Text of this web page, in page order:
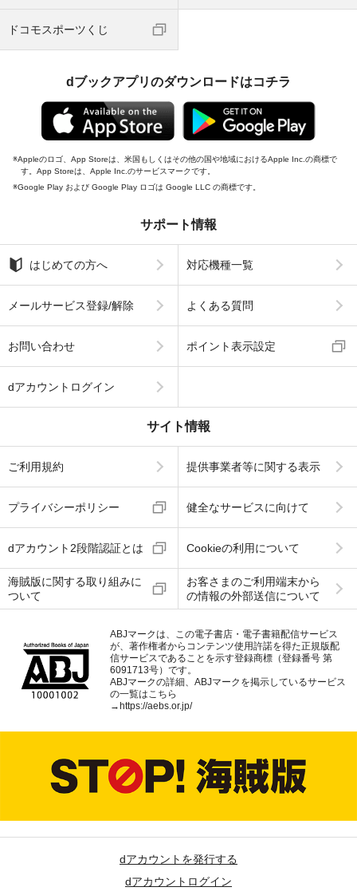
ドコモスポーツくじ
dブックアプリのダウンロードはコチラ
Appleのロゴ、App Storeは、米国もしくはその他の国や地域におけるApple Inc.の商標で
す。App Storeは、Apple Inc.のサービスマークです。
Google Play および Google Play ロゴは Google LLC の商標です。
サポート情報
はじめての方へ 対応機種一覧
メールサービス登録/解除 よくある質問
お問い合わせ ポイント表示設定
dアカウントログイン
サイト情報
ご利用規約 提供事業者等に関する表示
プライバシーポリシー 健全なサービスに向けて
dアカウント2段階認証とは Cookieの利用について
海賊版に関する取り組みに
ついて
お客さまのご利用端末から
の情報の外部送信について
ABJマークは、この電子書店・電子書籍配信サービス
が、著作権者からコンテンツ使用許諾を得た正規版配
信サービスであることを示す登録商標（登録番号 第
6091713号）です。
ABJマークの詳細、ABJマークを掲示しているサービス
の一覧はこちら
→ https://aebs.or.jp/
dアカウントを発行する
dアカウントログイン